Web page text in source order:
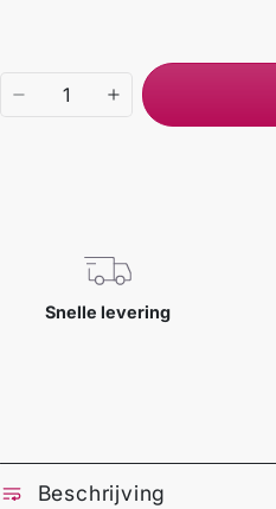
Snelle levering
Beschrijving